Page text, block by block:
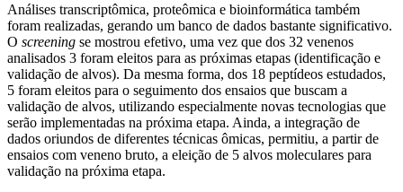
Análises transcriptômica, proteômica e bioinformática também
foram realizadas, gerando um banco de dados bastante significativo.
O screening se mostrou efetivo, uma vez que dos 32 venenos
analisados 3 foram eleitos para as próximas etapas (identificação e
validação de alvos). Da mesma forma, dos 18 peptídeos estudados,
5 foram eleitos para o seguimento dos ensaios que buscam a
validação de alvos, utilizando especialmente novas tecnologias que
serão implementadas na próxima etapa. Ainda, a integração de
dados oriundos de diferentes técnicas ômicas, permitiu, a partir de
ensaios com veneno bruto, a eleição de 5 alvos moleculares para
validação na próxima etapa.